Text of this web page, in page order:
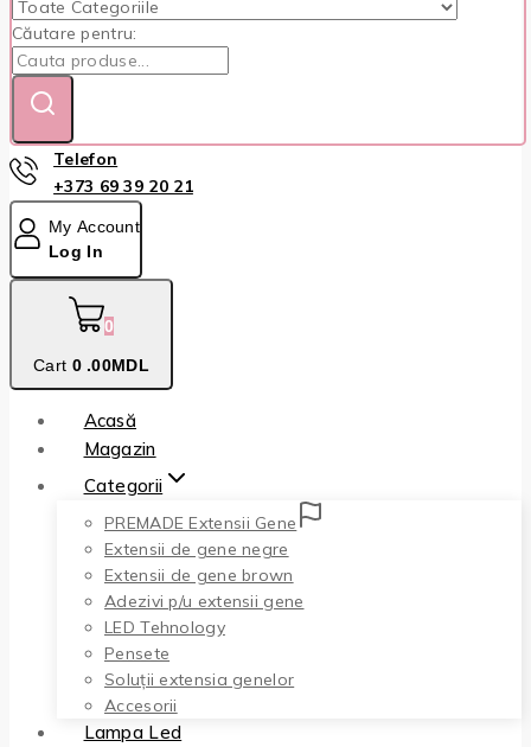
Căutare pentru:
Telefon
+373 69 39 20 21
My Account
Log In
0
Cart 0 .00MDL
Acasă
Magazin
Categorii
PREMADE Extensii Gene
Extensii de gene negre
Extensii de gene brown
Adezivi p/u extensii gene
LED Tehnology
Pensete
Soluții extensia genelor
Accesorii
Lampa Led